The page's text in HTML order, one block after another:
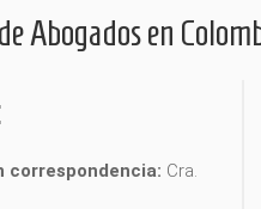
Abogados en
correspondencia: Cra.